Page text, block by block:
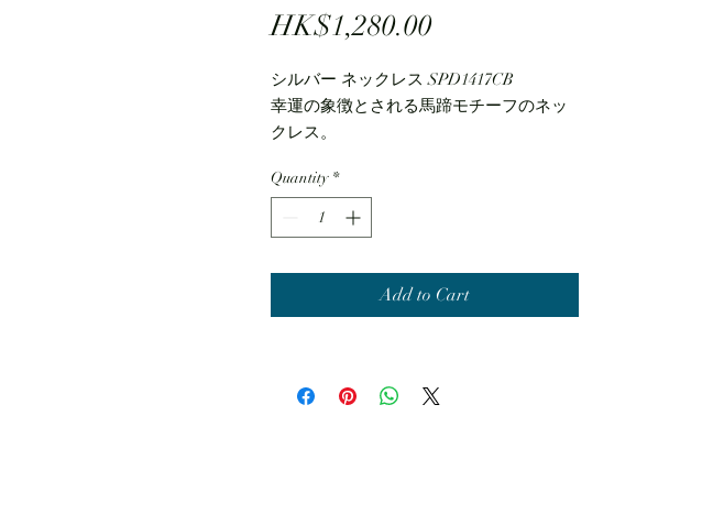
HK$1,280.00Price
シルバー ネックレス SPD1417CB
幸運の象徴とされる馬蹄モチーフのネッ
クレス。
り、お守りとしても人気です。
モチーフ内に添えた3石のストーンは、幸
せがたまっていく様子を表現。中央に
るストーンが輝き、シンプルながら華や
かなデザインです。
品番：SPD1417CB
Quantity *
Add to Cart